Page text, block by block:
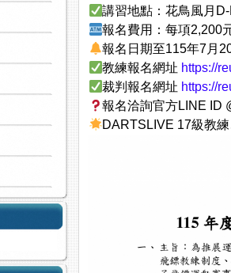
講習地點：花鳥風月
報名費用：每項2,200
報名日期至115年7月
教練報名網址 https://
裁判報名網址 https://
報名洽詢官方LINE ID
DARTSLIVE 17級教